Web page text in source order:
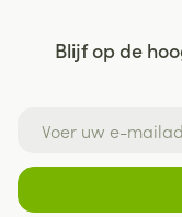
Blijf op de